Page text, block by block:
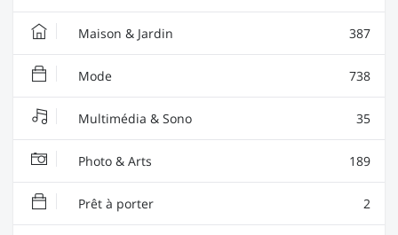
Maison & Jardin 387
Mode 738
Multimédia & Sono 35
Photo & Arts 189
Prêt à porter 2